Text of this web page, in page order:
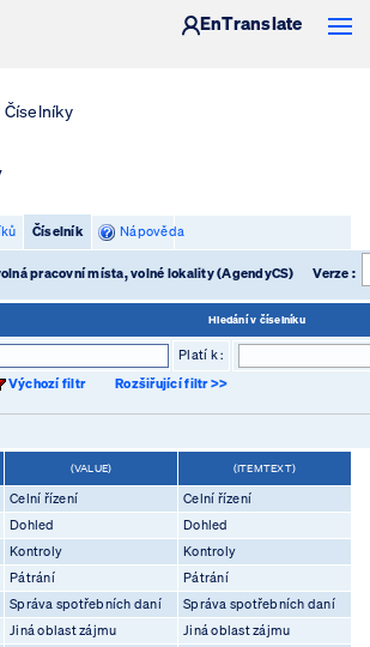
SPRÁVA ČESKÉ REPUBLIKY
EnTranslate
Číselníky
Číselník Nápověda
pracovní místa, volné lokality (AgendyCS) Verze :
Hledání v číselníku
Platí k :
Výchozí filtr Rozšiřující filtr >>
(VALUE) (ITEMTEXT)
Celní řízení
Celní řízení
Dohled
Dohled
Kontroly
Kontroly
Pátrání
Pátrání
Správa spotřebních daní
Správa spotřebních daní
Jiná oblast zájmu
Jiná oblast zájmu